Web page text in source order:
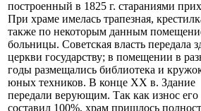
построенный в 1825 г. стараниями
При храме имелась трапезная,
также по некоторым данным
больницы. Советская власть передала
церкви государству; в помещении в
годы размещались библиотека и
юных техников. В конце XX в. Здание
передали верующим. Так как износ его
составил 100%, храм пришлось